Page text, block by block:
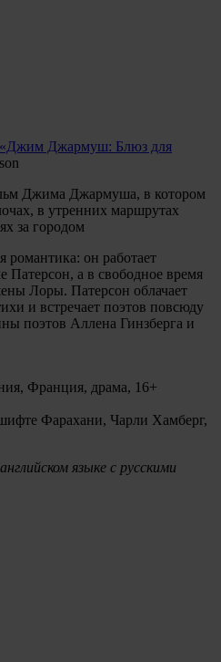
«Джим Джармуш: Блюз для
Джима Джармуша, в котором
в утренних маршрутах
за городом
он работает
Патерсон, а в свободное время
Лоры. Патерсон облачает
и встречает поэтов повсюду
поэтов Аллена Гинзберга и
Франция, драма, 16+
Фарахани, Чарли Хамберг,
языке с русскими